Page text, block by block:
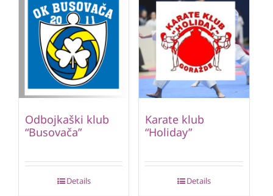
Odbojkaški klub
“Busovača”
Details
Karate klub
“Holiday”
Details